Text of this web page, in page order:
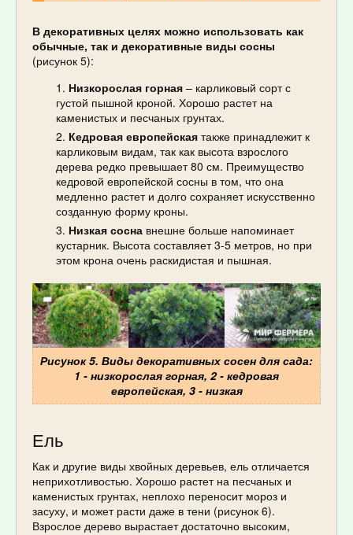
В декоративных целях можно использовать как
обычные, так и декоративные виды сосны
(рисунок 5):
Низкорослая горная – карликовый сорт с
густой пышной кроной. Хорошо растет на
каменистых и песчаных грунтах.
Кедровая европейская также принадлежит к
карликовым видам, так как высота взрослого
дерева редко превышает 80 см. Преимущество
кедровой европейской сосны в том, что она
медленно растет и долго сохраняет искусственно
созданную форму кроны.
Низкая сосна внешне больше напоминает
кустарник. Высота составляет 3-5 метров, но при
этом крона очень раскидистая и пышная.
Рисунок 5. Виды декоративных сосен для сада:
1 - низкорослая горная, 2 - кедровая
европейская, 3 - низкая
Ель
Как и другие виды хвойных деревьев, ель отличается
неприхотливостью. Хорошо растет на песчаных и
каменистых грунтах, неплохо переносит мороз и
засуху, и может расти даже в тени (рисунок 6).
Взрослое дерево вырастает достаточно высоким,